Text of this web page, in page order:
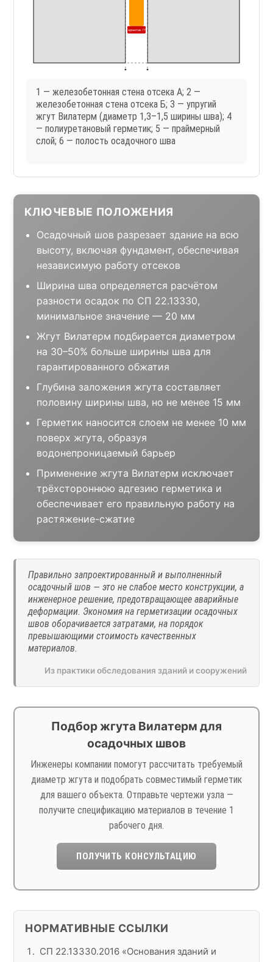
Герметик ПУ
1 — железобетонная стена отсека А; 2 —
железобетонная стена отсека Б; 3 — упругий
жгут Вилатерм (диаметр 1,3–1,5 ширины шва); 4
— полиуретановый герметик; 5 — праймерный
слой; 6 — полость осадочного шва
КЛЮЧЕВЫЕ ПОЛОЖЕНИЯ
Осадочный шов разрезает здание на всю
высоту, включая фундамент, обеспечивая
независимую работу отсеков
Ширина шва определяется расчётом
разности осадок по СП 22.13330,
минимальное значение — 20 мм
Жгут Вилатерм подбирается диаметром
на 30–50% больше ширины шва для
гарантированного обжатия
Глубина заложения жгута составляет
половину ширины шва, но не менее 15 мм
Герметик наносится слоем не менее 10 мм
поверх жгута, образуя
водонепроницаемый барьер
Применение жгута Вилатерм исключает
трёхстороннюю адгезию герметика и
обеспечивает его правильную работу на
растяжение-сжатие
Правильно запроектированный и выполненный
осадочный шов — это не слабое место конструкции, а
инженерное решение, предотвращающее аварийные
деформации. Экономия на герметизации осадочных
швов оборачивается затратами, на порядок
превышающими стоимость качественных
материалов.
Из практики обследования зданий и сооружений
Подбор жгута Вилатерм для
осадочных швов
Инженеры компании помогут рассчитать требуемый
диаметр жгута и подобрать совместимый герметик
для вашего объекта. Отправьте чертежи узла —
получите спецификацию материалов в течение 1
рабочего дня.
ПОЛУЧИТЬ КОНСУЛЬТАЦИЮ
НОРМАТИВНЫЕ ССЫЛКИ
СП 22.13330.2016 «Основания зданий и